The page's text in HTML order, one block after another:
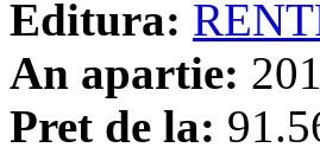
Editura:
An apartie:
Pret de la: